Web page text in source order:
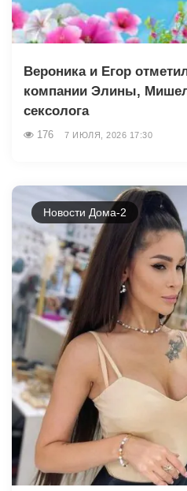
Вероника и Егор
компании Элины,
сексолога
176 7 ИЮЛЯ, 2026 17:30
Новости Дома-2